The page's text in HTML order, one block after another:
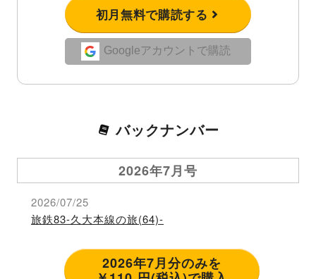
初月無料で購読する
Googleアカウントで購読
バックナンバー
2026年7月号
2026/07/25
旅鉄83-久大本線の旅(64)-
2026年7月分のみを